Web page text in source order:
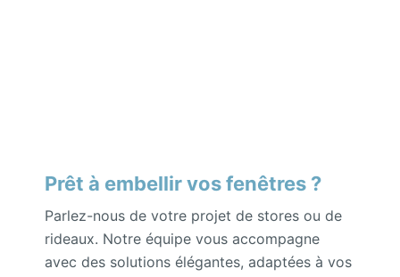
Prêt à embellir vos fenêtres ?
Parlez-nous de votre projet de stores ou de
rideaux. Notre équipe vous accompagne
avec des solutions élégantes, adaptées à vos